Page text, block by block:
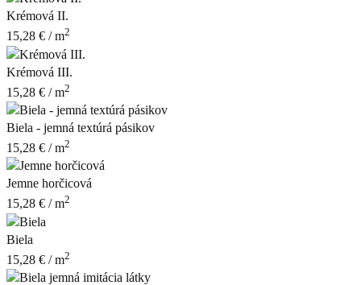
Krémová II.
15,28 € / m2
Krémová III.
15,28 € / m2
Biela - jemná textúrá pásikov
15,28 € / m2
Jemne horčicová
15,28 € / m2
Biela
15,28 € / m2